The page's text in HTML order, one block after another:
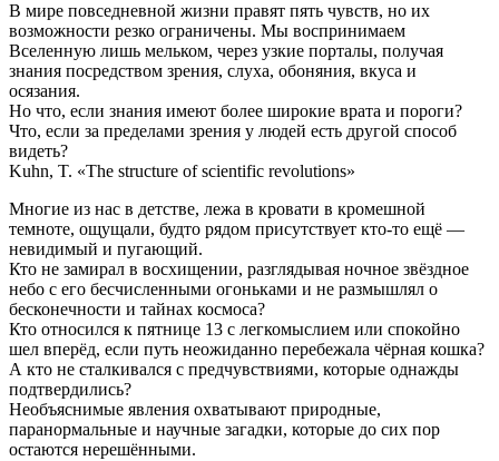
В мире повседневной жизни правят пять чувств, но их
возможности резко ограничены. Мы воспринимаем
Вселенную лишь мельком, через узкие порталы, получая
знания посредством зрения, слуха, обоняния, вкуса и
осязания.
Но что, если знания имеют более широкие врата и пороги?
Что, если за пределами зрения у людей есть другой способ
видеть?
Kuhn, T. «The structure of scientific revolutions»
Многие из нас в детстве, лежа в кровати в кромешной
темноте, ощущали, будто рядом присутствует кто-то ещё —
невидимый и пугающий.
Кто не замирал в восхищении, разглядывая ночное звёздное
небо с его бесчисленными огоньками и не размышлял о
бесконечности и тайнах космоса?
Кто относился к пятнице 13 с легкомыслием или спокойно
шел вперёд, если путь неожиданно перебежала чёрная кошка?
А кто не сталкивался с предчувствиями, которые однажды
подтвердились?
Необъяснимые явления охватывают природные,
паранормальные и научные загадки, которые до сих пор
остаются нерешёнными.